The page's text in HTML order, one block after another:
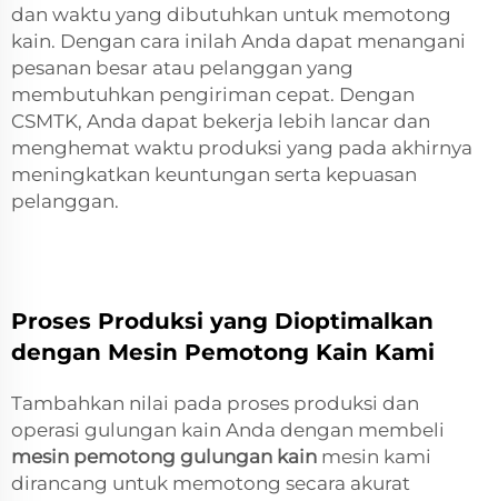
dan waktu yang dibutuhkan untuk memotong
kain. Dengan cara inilah Anda dapat menangani
pesanan besar atau pelanggan yang
membutuhkan pengiriman cepat. Dengan
CSMTK, Anda dapat bekerja lebih lancar dan
menghemat waktu produksi yang pada akhirnya
meningkatkan keuntungan serta kepuasan
pelanggan.
Proses Produksi yang Dioptimalkan
dengan Mesin Pemotong Kain Kami
Tambahkan nilai pada proses produksi dan
operasi gulungan kain Anda dengan membeli
mesin pemotong gulungan kain mesin kami
dirancang untuk memotong secara akurat